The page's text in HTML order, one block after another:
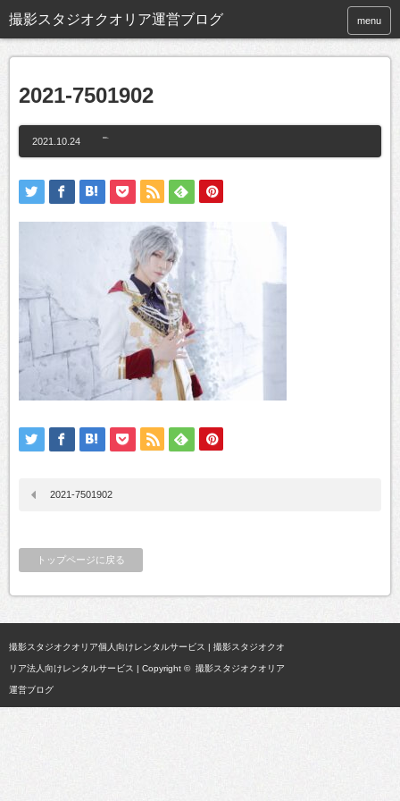
撮影スタジオクオリア運営ブログ menu
2021-7501902
2021.10.24
2021-7501902
トップページに戻る
撮影スタジオクオリア個人向けレンタルサービス | 撮影スタジオクオ
リア法人向けレンタルサービス | Copyright © 撮影スタジオクオリア
運営ブログ